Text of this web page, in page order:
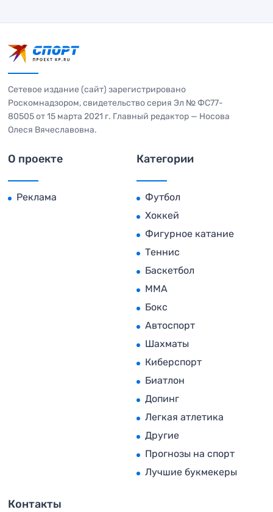
Сетевое издание (сайт) зарегистрировано
Роскомнадзором, свидетельство серия Эл № ФС77-
80505 от 15 марта 2021 г. Главный редактор — Носова
Олеся Вячеславовна.
О проекте
Реклама
Категории
Футбол
Хоккей
Фигурное катание
Теннис
Баскетбол
MMA
Бокс
Автоспорт
Шахматы
Киберспорт
Биатлон
Допинг
Легкая атлетика
Другие
Прогнозы на спорт
Лучшие букмекеры
Контакты